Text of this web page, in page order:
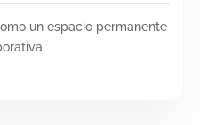
un espacio permanente